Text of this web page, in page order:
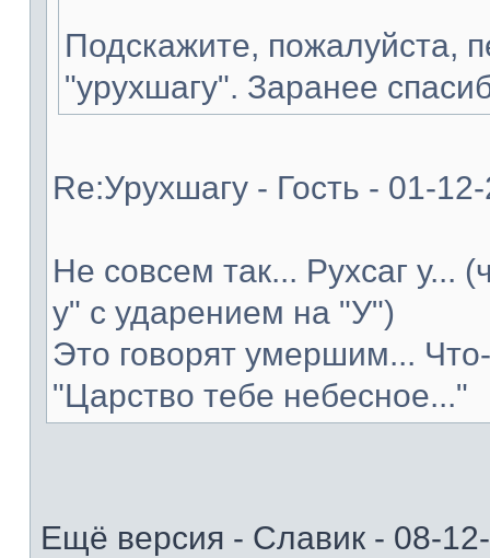
Подскажите, пожалуйста,
"урухшагу". Заранее
Re:Урухшагу - Гость - 01-
Не совсем так... Рухсаг у...
у" с ударением на "У")
Это говорят умершим...
"Царство тебе небесное..."
Ещё версия - Славик - 08-